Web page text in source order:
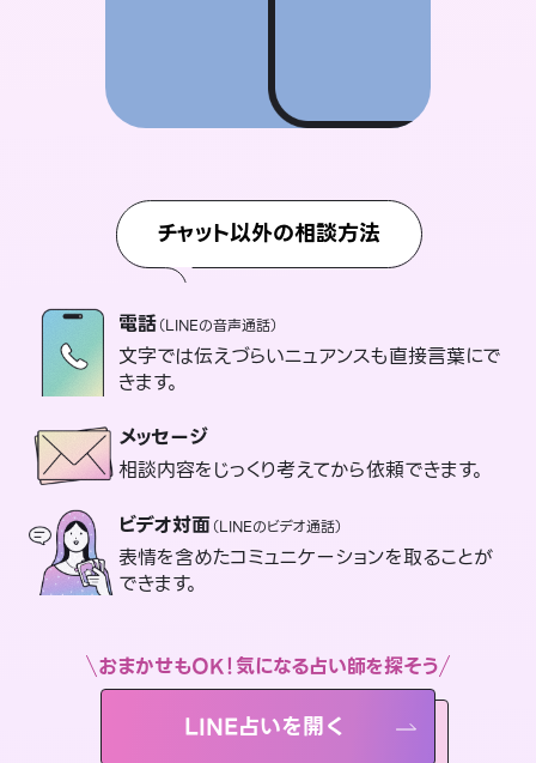
チャット以外の相談方法
電話（LINEの音声通話）
文字では伝えづらいニュアンスも直接言葉にで
きます。
メッセージ
相談内容をじっくり考えてから依頼できます。
ビデオ対面（LINEのビデオ通話）
表情を含めたコミュニケーションを取ることが
できます。
おまかせもOK！気になる占い師を探そう
LINE占いを開く